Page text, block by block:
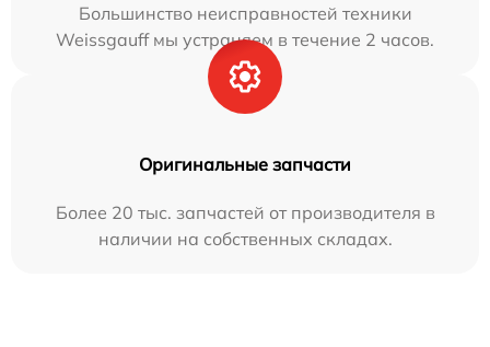
Большинство неисправностей техники
Weissgauff мы устраняем в течение 2 часов.
Оригинальные запчасти
Более 20 тыс. запчастей от производителя в
наличии на собственных складах.